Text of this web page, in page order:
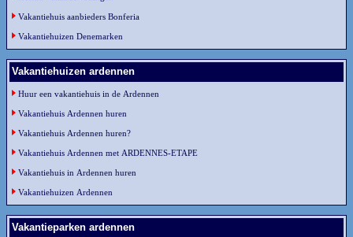
Vakantiehuis aanbieders Bonferia
Vakantiehuizen Denemarken
Vakantiehuizen ardennen
Huur een vakantiehuis in de Ardennen
Vakantiehuis Ardennen huren
Vakantiehuis Ardennen huren?
Vakantiehuis Ardennen met ARDENNES-ETAPE
Vakantiehuis in Ardennen huren
Vakantiehuizen Ardennen
Vakantieparken ardennen